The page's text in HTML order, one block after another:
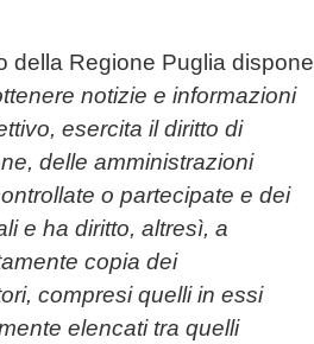
della Regione Puglia dispone
notizie e informazioni
esercita il diritto di
delle amministrazioni
o partecipate e dei
e ha diritto, altresì, a
copia dei
compresi quelli in essi
elencati tra quelli